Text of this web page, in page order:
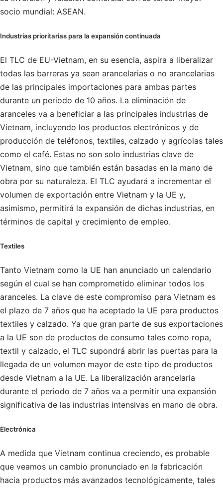
socio mundial: ASEAN.
Industrias prioritarias para la expansión continuada
El TLC de EU-Vietnam, en su esencia, aspira a liberalizar
todas las barreras ya sean arancelarias o no arancelarias
de las principales importaciones para ambas partes
durante un periodo de 10 años. La eliminación de
aranceles va a beneficiar a las principales industrias de
Vietnam, incluyendo los productos electrónicos y de
producción de teléfonos, textiles, calzado y agrícolas tales
como el café. Estas no son solo industrias clave de
Vietnam, sino que también están basadas en la mano de
obra por su naturaleza. El TLC ayudará a incrementar el
volumen de exportación entre Vietnam y la UE y,
asimismo, permitirá la expansión de dichas industrias, en
términos de capital y crecimiento de empleo.
Textiles
Tanto Vietnam como la UE han anunciado un calendario
según el cual se han comprometido eliminar todos los
aranceles. La clave de este compromiso para Vietnam es
el plazo de 7 años que ha aceptado la UE para productos
textiles y calzado. Ya que gran parte de sus exportaciones
a la UE son de productos de consumo tales como ropa,
textil y calzado, el TLC supondrá abrir las puertas para la
llegada de un volumen mayor de este tipo de productos
desde Vietnam a la UE. La liberalización arancelaria
durante el periodo de 7 años va a permitir una expansión
significativa de las industrias intensivas en mano de obra.
Electrónica
A medida que Vietnam continua creciendo, es probable
que veamos un cambio pronunciado en la fabricación
hacia productos más avanzados tecnológicamente, tales